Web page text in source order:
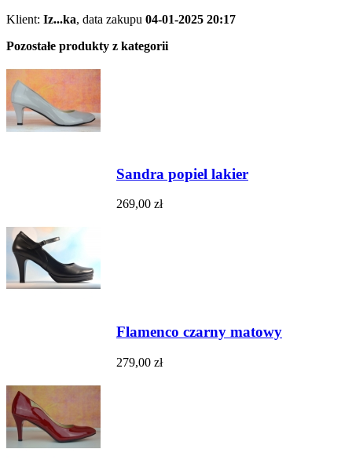
Klient: Iz...ka, data zakupu 04-01-2025 20:17
Pozostałe produkty z kategorii
Sandra popiel lakier
269,00 zł
Flamenco czarny matowy
279,00 zł